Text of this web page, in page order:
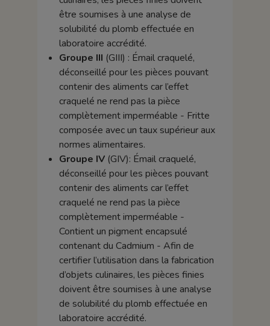
être soumises à une analyse de
solubilité du plomb effectuée en
laboratoire accrédité.
Groupe III (GIII) : Émail craquelé,
déconseillé pour les pièces pouvant
contenir des aliments car l’effet
craquelé ne rend pas la pièce
complètement imperméable - Fritte
composée avec un taux supérieur aux
normes alimentaires.
Groupe IV(GIV): Émail craquelé,
déconseillé pour les pièces pouvant
contenir des aliments car l’effet
craquelé ne rend pas la pièce
complètement imperméable -
Contient un pigment encapsulé
contenant du Cadmium - Afin de
certifier l’utilisation dans la fabrication
d’objets culinaires, les pièces finies
doivent être soumises à une analyse
de solubilité du plomb effectuée en
laboratoire accrédité.